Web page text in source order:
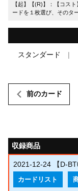
【起】【(R)】：【コス
ードを１枚選び、そのタ
スタンダード
前のカード
収録商品
2021-12-24 【D-
カードリスト